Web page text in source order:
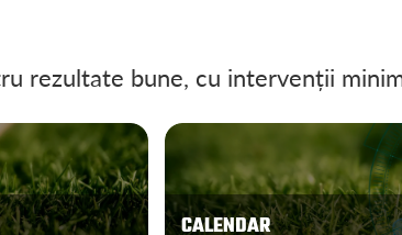
rezultate bune, cu intervenții
CALENDAR